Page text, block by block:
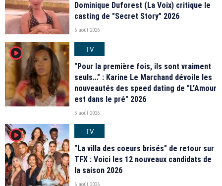
Dominique Duforest (La Voix) critique le
casting de "Secret Story" 2026
6 août 2026
player2
TV
"Pour la première fois, ils sont vraiment
seuls…" : Karine Le Marchand dévoile les
nouveautés des speed dating de "L'Amour
est dans le pré" 2026
5 août 2026
player2
TV
"La villa des coeurs brisés" de retour sur
TFX : Voici les 12 nouveaux candidats de
la saison 2026
6 août 2026